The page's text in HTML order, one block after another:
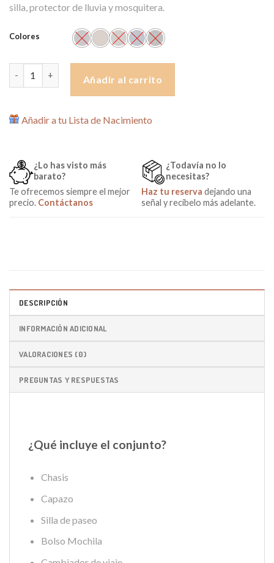
silla, protector de lluvia y mosquitera.
Colores
Añadir al carrito
Añadir a tu Lista de Nacimiento
¿Lo has visto más
barato?
Te ofrecemos siempre el mejor
precio. Contáctanos
¿Todavía no lo
necesitas?
Haz tu reserva dejando una
señal y recíbelo más adelante.
DESCRIPCIÓN
INFORMACIÓN ADICIONAL
VALORACIONES (0)
PREGUNTAS Y RESPUESTAS
¿Qué incluye el conjunto?
Chasis
Capazo
Silla de paseo
Bolso Mochila